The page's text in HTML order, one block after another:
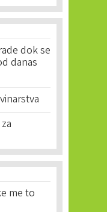
dok se
danas
me to